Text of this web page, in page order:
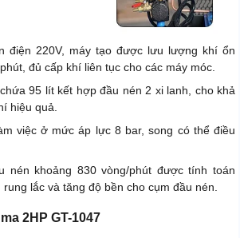
điện 220V, máy tạo được lưu lượng khí ổn
đủ cấp khí liên tục cho các máy móc.
95 lít kết hợp đầu nén 2 xi lanh, cho khả
hiệu quả.
việc ở mức áp lực 8 bar, song có thể điều
nén khoảng 830 vòng/phút được tính toán
lắc và tăng độ bền cho cụm đầu nén.
2HP GT-1047